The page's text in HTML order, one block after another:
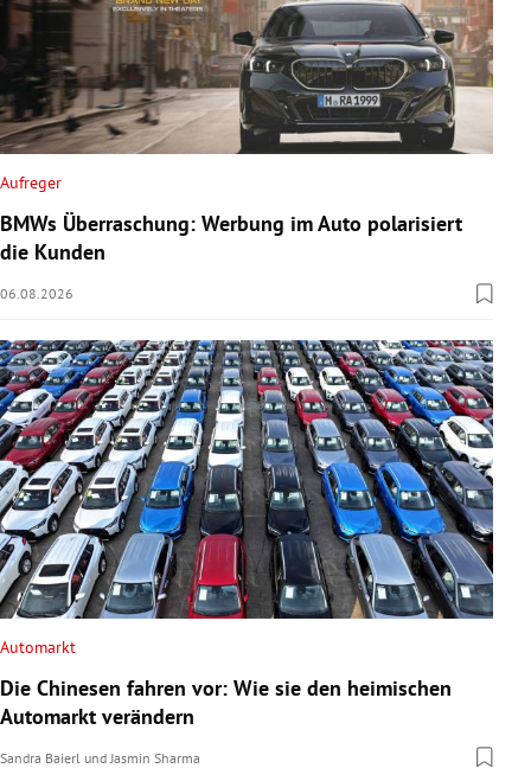
Aufreger
BMWs Überraschung: Werbung im Auto polarisiert
die Kunden
06.08.2026
Automarkt
Die Chinesen fahren vor: Wie sie den heimischen
Automarkt verändern
Sandra Baierl und Jasmin Sharma